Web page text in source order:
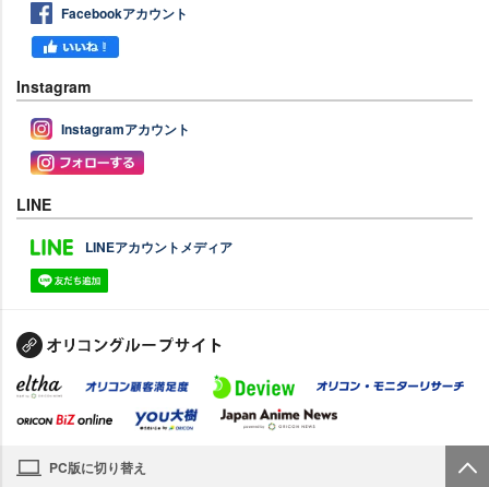
Facebookアカウント
Instagram
Instagramアカウント
LINE
LINEアカウントメディア
PC版に切り替え